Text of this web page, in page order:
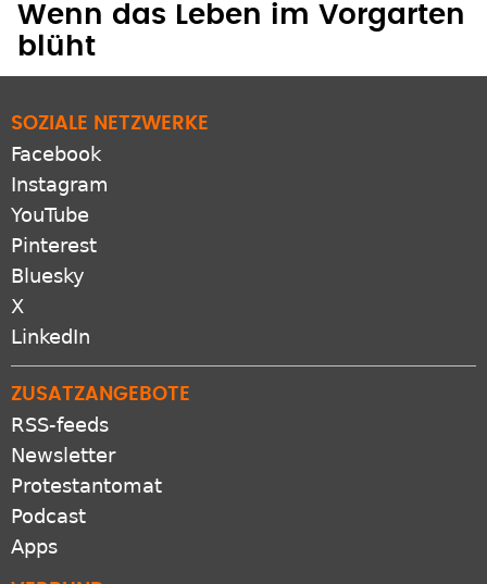
Wenn das Leben im Vorgarten
blüht
SOZIALE NETZWERKE
Facebook
Instagram
YouTube
Pinterest
Bluesky
X
LinkedIn
ZUSATZANGEBOTE
RSS-feeds
Newsletter
Protestantomat
Podcast
Apps